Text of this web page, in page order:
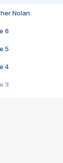
Nolan
6
5
4
3